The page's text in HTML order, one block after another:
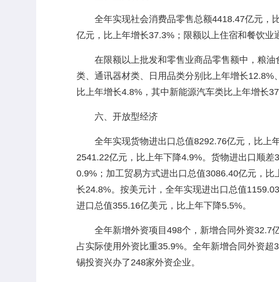
全年实现社会消费品零售总额4418.47亿元，
亿元，比上年增长37.3%；限额以上住宿和餐饮业
在限额以上批发和零售业商品零售额中，粮油
类、通讯器材类、日用品类分别比上年增长
比上年增长4.8%，其中新能源汽车类比上年增长
六、开放型经济
全年实现货物进出口总值8292.76亿元，比上
2541.22亿元，比上年下降4.9%。货物进出口顺
0.9%；加工贸易方式进出口总值3086.40亿元，
长24.8%。按美元计，全年实现进出口总值
进口总值355.16亿美元，比上年下降5.5%。
全年新增外资项目498个，新增合同外资32.7亿
占实际使用外资比重35.9%。全年新增合同外资
锡投资兴办了248家外资企业。